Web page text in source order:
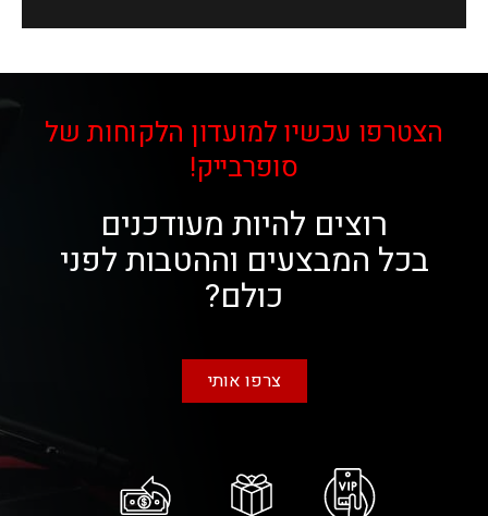
הצטרפו עכשיו למועדון הלקוחות של
סופרבייק!
רוצים להיות מעודכנים
בכל המבצעים וההטבות לפני
כולם?
צרפו אותי